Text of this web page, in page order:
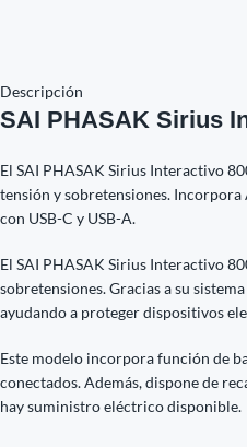
Descripción
SAI PHASAK Sirius
El SAI PHASAK Sirius Interactivo
tensión y sobretensiones. Incorpora
con USB-C y USB-A.
El SAI PHASAK Sirius Interactivo
sobretensiones. Gracias a su
ayudando a proteger dispositivos
Este modelo incorpora función de
conectados. Además, dispone de
hay suministro eléctrico disponible.